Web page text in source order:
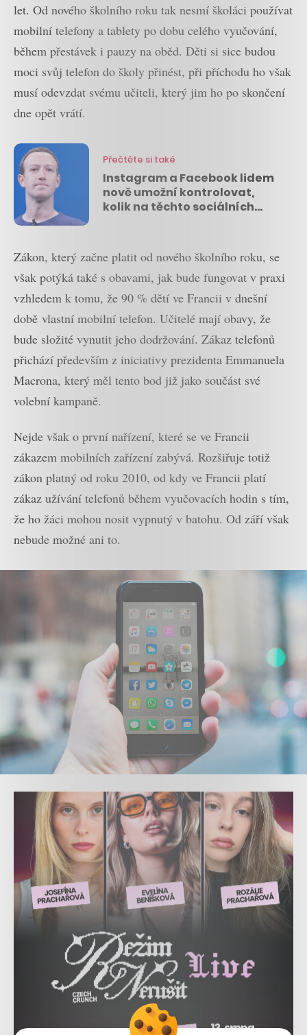
let. Od nového školního roku tak nesmí školáci používat
mobilní telefony a tablety po dobu celého vyučování,
během přestávek i pauzy na oběd. Děti si sice budou
moci svůj telefon do školy přinést, při příchodu ho však
musí odevzdat svému učiteli, který jim ho po skončení
dne opět vrátí.
Přečtěte si také
Instagram a Facebook lidem
nově umožní kontrolovat,
kolik na těchto sociálních
Zákon, který začne platit od nového školního roku, se
však potýká také s obavami, jak bude fungovat v praxi
vzhledem k tomu, že 90 % dětí ve Francii v dnešní
době vlastní mobilní telefon. Učitelé mají obavy, že
bude složité vynutit jeho dodržování. Zákaz telefonů
přichází především z iniciativy prezidenta Emmanuela
Macrona, který měl tento bod již jako součást své
volební kampaně.
Nejde však o první nařízení, které se ve Francii
zákazem mobilních zařízení zabývá. Rozšiřuje totiž
zákon platný od roku 2010, od kdy ve Francii platí
zákaz užívání telefonů během vyučovacích hodin s tím,
že ho žáci mohou nosit vypnutý v batohu. Od září však
nebude možné ani to.